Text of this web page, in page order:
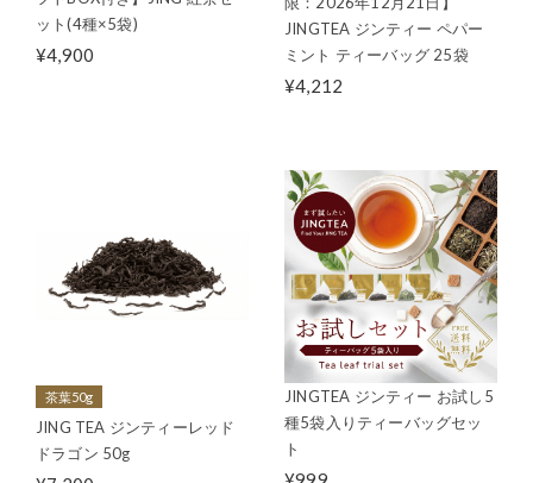
ット(4種×5袋)
¥4,900
JINGTEA ジンティー ペパー
ミント ティーバッグ 25袋
¥4,212
茶葉50g
JING TEA ジンティーレッド
ドラゴン 50g
JINGTEA ジンティー お試し5
種5袋入りティーバッグセッ
ト